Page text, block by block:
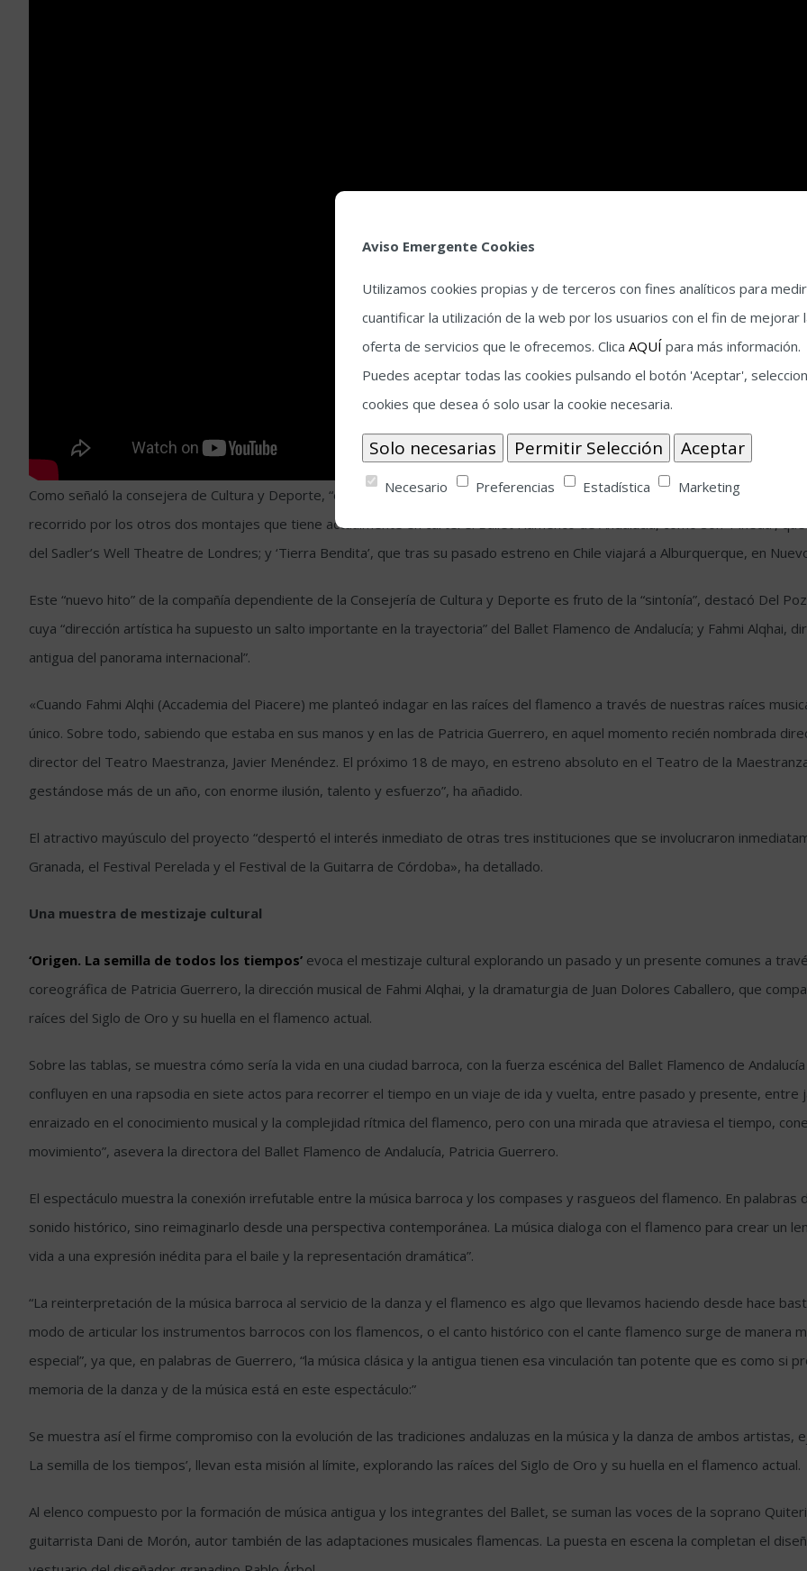
Como señaló la consejera de Cultura y Deporte, “este espectáculo nace con vocación de traspasar no solo las fronteras
recorrido por los otros dos montajes que tiene actualmente en cartel el Ballet Flamenco de Andalucía, como son ‘Pineda’,
del Sadler’s Well Theatre de Londres; y ‘Tierra Bendita’, que tras su pasado estreno en Chile viajará a Alburquerque, en
Este “nuevo hito” de la compañía dependiente de la Consejería de Cultura y Deporte es fruto de la “sintonía”, destacó Del
cuya “dirección artística ha supuesto un salto importante en la trayectoria” del Ballet Flamenco de Andalucía; y Fahmi Alqhai,
antigua del panorama internacional”.
«Cuando Fahmi Alqhi (Accademia del Piacere) me planteó indagar en las raíces del flamenco a través de nuestras raíces
único. Sobre todo, sabiendo que estaba en sus manos y en las de Patricia Guerrero, en aquel momento recién nombrada
director del Teatro Maestranza, Javier Menéndez. El próximo 18 de mayo, en estreno absoluto en el Teatro de la
gestándose más de un año, con enorme ilusión, talento y esfuerzo”, ha añadido.
El atractivo mayúsculo del proyecto “despertó el interés inmediato de otras tres instituciones que se involucraron
Granada, el Festival Perelada y el Festival de la Guitarra de Córdoba», ha detallado.
Una muestra de mestizaje cultural
‘Origen. La semilla de todos los tiempos’ evoca el mestizaje cultural explorando un pasado y un presente comunes a
coreográfica de Patricia Guerrero, la dirección musical de Fahmi Alqhai, y la dramaturgia de Juan Dolores Caballero, que
raíces del Siglo de Oro y su huella en el flamenco actual.
Sobre las tablas, se muestra cómo sería la vida en una ciudad barroca, con la fuerza escénica del Ballet Flamenco de
confluyen en una rapsodia en siete actos para recorrer el tiempo en un viaje de ida y vuelta, entre pasado y presente, entre
enraizado en el conocimiento musical y la complejidad rítmica del flamenco, pero con una mirada que atraviesa el tiempo,
movimiento”, asevera la directora del Ballet Flamenco de Andalucía, Patricia Guerrero.
El espectáculo muestra la conexión irrefutable entre la música barroca y los compases y rasgueos del flamenco. En palabras
sonido histórico, sino reimaginarlo desde una perspectiva contemporánea. La música dialoga con el flamenco para crear un
vida a una expresión inédita para el baile y la representación dramática”.
“La reinterpretación de la música barroca al servicio de la danza y el flamenco es algo que llevamos haciendo desde hace
modo de articular los instrumentos barrocos con los flamencos, o el canto histórico con el cante flamenco surge de manera
especial”, ya que, en palabras de Guerrero, “la música clásica y la antigua tienen esa vinculación tan potente que es como si
memoria de la danza y de la música está en este espectáculo:”
Se muestra así el firme compromiso con la evolución de las tradiciones andaluzas en la música y la danza de ambos
La semilla de los tiempos’, llevan esta misión al límite, explorando las raíces del Siglo de Oro y su huella en el flamenco actual.
Al elenco compuesto por la formación de música antigua y los integrantes del Ballet, se suman las voces de la soprano
guitarrista Dani de Morón, autor también de las adaptaciones musicales flamencas. La puesta en escena la completan el
Aviso Emergente Cookies
Utilizamos cookies propias y de terceros con fines analíticos para
cuantificar la utilización de la web por los usuarios con el fin de mejorar
oferta de servicios que le ofrecemos. Clica AQUÍ para más información.
Puedes aceptar todas las cookies pulsando el botón 'Aceptar',
cookies que desea ó solo usar la cookie necesaria.
Necesario Preferencias Estadística Marketing